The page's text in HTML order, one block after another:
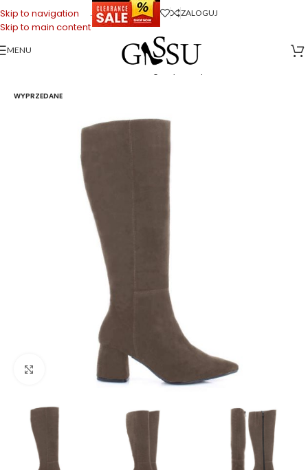
Skip to navigation
Skip to main content
. ZALOGUJ
MENU
Strona główna Sklep firmowy Gassu>Buty Damskie Kozaki damskie>
WYPRZEDANE
Kliknij, aby powiększyć